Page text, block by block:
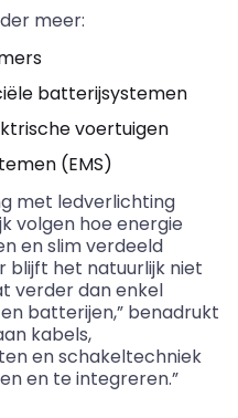
meer:
batterijsystemen
voertuigen
(EMS)
met ledverlichting
volgen hoe energie
en slim verdeeld
blijft het natuurlijk niet
verder dan enkel
batterijen,” benadrukt
kabels,
en schakeltechniek
en te integreren.”